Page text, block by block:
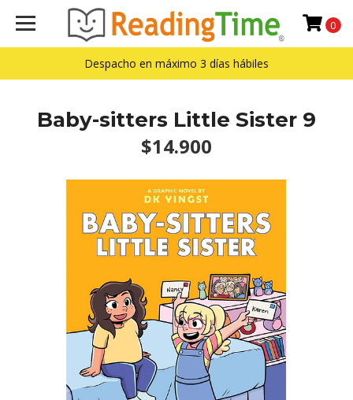
Despacho en máximo 3 días hábiles
0
Baby-sitters Little Sister 9
$14.900